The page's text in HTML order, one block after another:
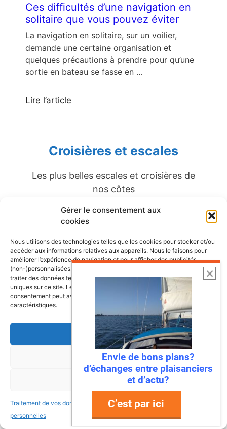
Gérer le consentement aux
cookies
Nous utilisons des technologies telles que les cookies pour stocker et/ou
accéder aux informations relatives aux appareils. Nous le faisons pour
améliorer l’expérience de navigation et pour afficher des publicités
(non-)personnalisées. Consentir à ces technologies nous autorisera à
traiter des données telles que le comportement de navigation ou les ID
uniques sur ce site. Le fait de ne pas consentir ou de retirer son
consentement peut avoir un effet négatif sur certaines fonctonnalités et
caractéristiques.
Accepter
Refuser
Voir les préférences
Traitement de vos données
personnelles
Traitement de vos données
personnelles
Ces difficultés d’une navigation en
solitaire que vous pouvez éviter
La navigation en solitaire, sur un voilier,
demande une certaine organisation et
quelques précautions à prendre pour qu’une
sortie en bateau se fasse en …
Lire l’article
Croisières et escales
Les plus belles escales et croisières de
nos côtes
Envie de fraicheur ? Larguez les
amarres direction la Normandie
Imaginez : des falaises vertigineuses qui
plongent dans une mer turquoise, des ports
Envie de bons plans?
d’échanges entre plaisanciers
et d’actu?
C’est par ici